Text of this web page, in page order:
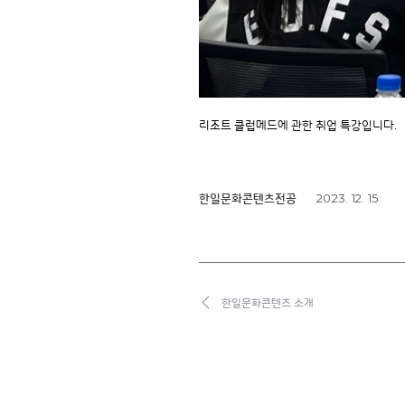
리조트 클럽메드에 관한 취업 특강입니다.
한일문화콘텐츠전공 2023. 12. 15
한일문화콘텐츠 소개